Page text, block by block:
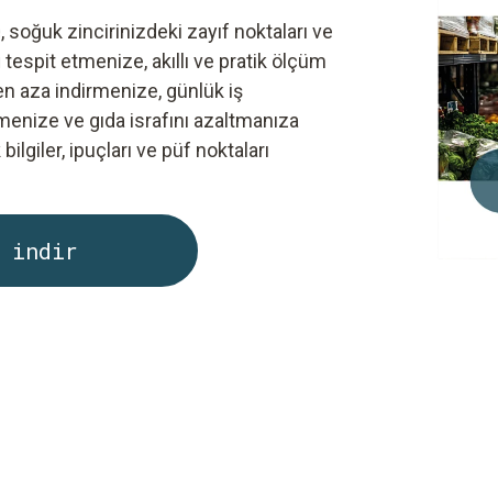
zincirinizdeki zayıf noktaları ve
tespit etmenize, akıllı ve pratik ölçüm
aza indirmenize, günlük iş
ve gıda israfını azaltmanıza
ipuçları ve püf noktaları
indir